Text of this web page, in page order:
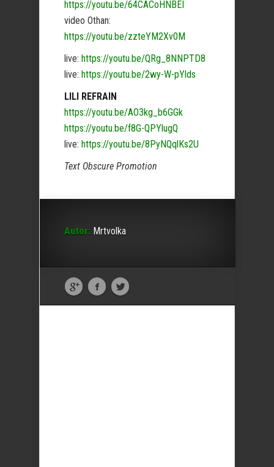
https://youtu.be/64CACoHNBEI
video Othan:
https://youtu.be/zzteYM2Xv0M
live: https://youtu.be/QRg_8NNPTD8
live: https://youtu.be/2wy-W-pYlds
LILI REFRAIN
https://youtu.be/AO3kg_b6GGk
https://youtu.be/f8G-QPYlugQ
live: https://youtu.be/8PyNQqlKs2U
Text Obscure Promotion
Autor: Mrtvolka